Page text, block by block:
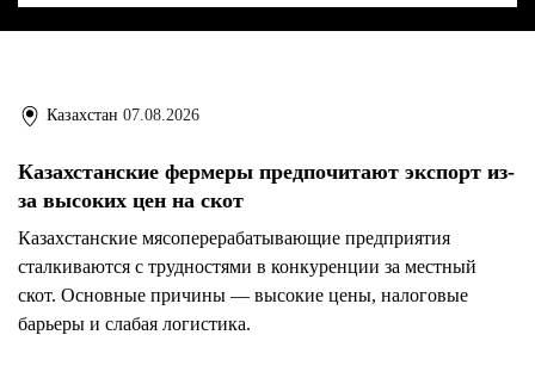
Казахстан 07.08.2026
Казахстанские фермеры предпочитают экспорт из-
за высоких цен на скот
Казахстанские мясоперерабатывающие предприятия
сталкиваются с трудностями в конкуренции за местный
скот. Основные причины — высокие цены, налоговые
барьеры и слабая логистика.